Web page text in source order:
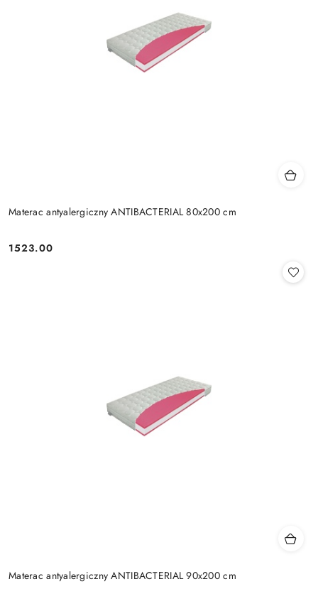
Materac antyalergiczny ANTIBACTERIAL 80x200 cm
Cena:
1523.00
Materac antyalergiczny ANTIBACTERIAL 90x200 cm